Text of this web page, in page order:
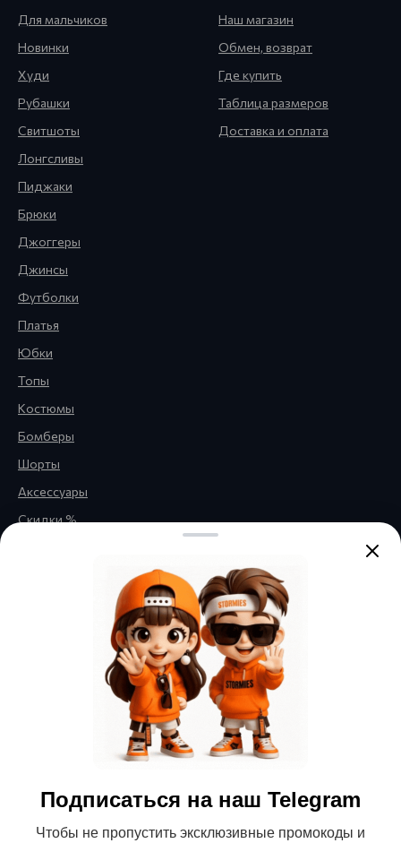
Для мальчиков
Новинки
Худи
Рубашки
Свитшоты
Лонгсливы
Пиджаки
Брюки
Джоггеры
Джинсы
Футболки
Платья
Юбки
Топы
Костюмы
Бомберы
Шорты
Аксессуары
Скидки %
Наш магазин
Обмен, возврат
Где купить
Таблица размеров
Доставка и оплата
конфиденциальности
Публичная оферта
Согласие на получение
информационной и
рекламной рассылки
Нажимая кнопку «Отправить»,
вы соглашаетесь с
обработки персональных
данныхи даёте
получение информационной и
рекламной рассылки
© 2026 Магазин детской и
Подписаться на наш Telegram
Чтобы не пропустить эксклюзивные промокоды и